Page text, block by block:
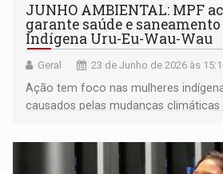
JUNHO AMBIENTAL: MPF
garante saúde e
Indígena Uru-Eu-Wau-Wau
Geral 23 de Junho de 2026 às
Ação tem foco nas mulheres
causados pelas mudanças climáticas